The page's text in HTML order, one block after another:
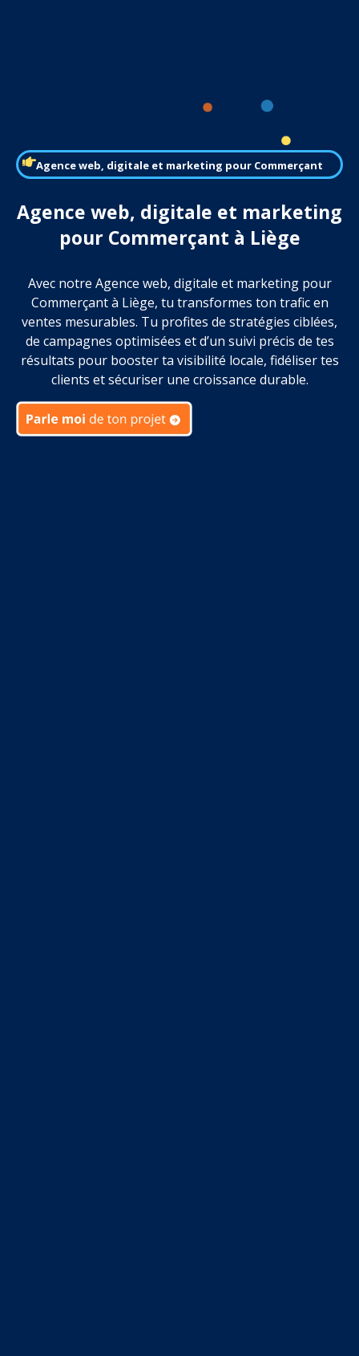
Agence web, digitale et marketing pour Commerçant
Agence web, digitale et marketing
pour Commerçant à Liège
Avec notre Agence web, digitale et marketing pour
Commerçant à Liège, tu transformes ton trafic en
ventes mesurables. Tu profites de stratégies ciblées,
de campagnes optimisées et d’un suivi précis de tes
résultats pour booster ta visibilité locale, fidéliser tes
clients et sécuriser une croissance durable.